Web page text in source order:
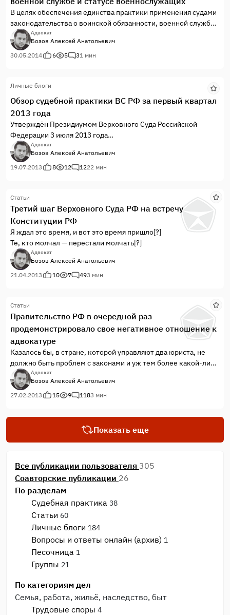
В целях обеспечения единства практики применения судами
законодательства о воинской обязанности, военной службе
и статусе военнослужащих, а также учитывая возникающие у
судов при рассмотрении данной категории дел вопросы,
Пленум Верховного Суда Российской Федерации,
закона от 7 февраля 2011 года № 1-ФКЗ “О судах общей
юрисдикции в Российской Федерации”, постановляет дать
следующие разъяснения:
Адвокат
Бозов Алексей Анатольевич
30.05.2014
6 5 31 мин
Личные блоги
Обзор судебной практики ВС РФ за первый квартал
2013 года
Утверждён Президиумом Верховного Суда Российской
Федерации 3 июля 2013 года
Адвокат
Бозов Алексей Анатольевич
19.07.2013
8 12 1222 мин
Статьи
Третий шаг Верховного Суда РФ на встречу
Конституции РФ
Я ждал это время, и вот это время пришло[?]
Те, кто молчал — перестали молчать[?]
Адвокат
Бозов Алексей Анатольевич
21.04.2013
10 7 493 мин
Статьи
Правительство РФ в очередной раз
продемонстрировало свое негативное отношение к
адвокатуре
Казалось бы, в стране, которой управляют два юриста, не
должно быть проблем с законами и уж тем более какой-либо
дискриминации в отношении адвокатов. Но, как показывает
жизнь, в России все с точностью до наоборот.
Адвокат
Бозов Алексей Анатольевич
27.02.2013
15 9 1183 мин
Показать еще
Все публикации пользователя 305
Соавторские публикации 26
По разделам
Судебная практика 38
Статьи 60
Личные блоги 184
Вопросы и ответы онлайн (архив) 1
Песочница 1
Группы 21
По категориям дел
Семья, работа, жильё, наследство, быт
Трудовые споры 4